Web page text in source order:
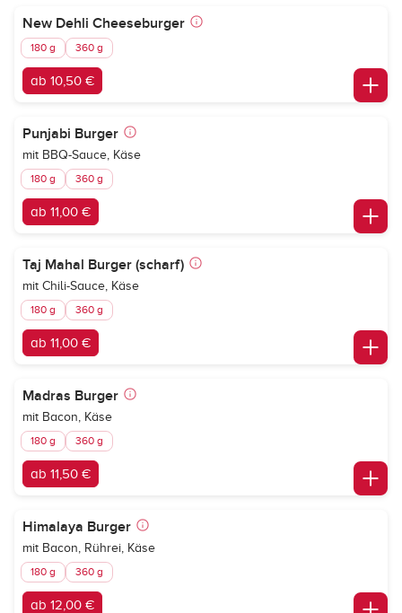
New Dehli Cheeseburger
180 g 360 g
ab 10,50 €
Punjabi Burger
mit BBQ-Sauce, Käse
180 g 360 g
ab 11,00 €
Taj Mahal Burger (scharf)
mit Chili-Sauce, Käse
180 g 360 g
ab 11,00 €
Madras Burger
mit Bacon, Käse
180 g 360 g
ab 11,50 €
Himalaya Burger
mit Bacon, Rührei, Käse
180 g 360 g
ab 12,00 €